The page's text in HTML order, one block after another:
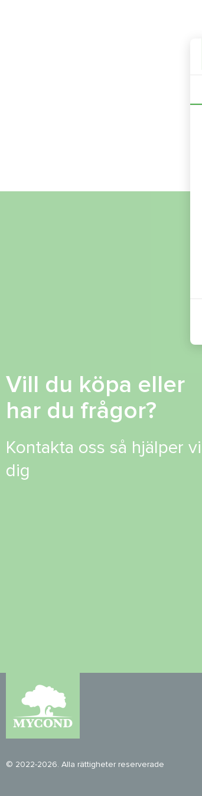
Vill du köpa eller
har du frågor?
Kontakta oss så hjälper vi
dig
© 2022-2026. Alla rättigheter reserverade